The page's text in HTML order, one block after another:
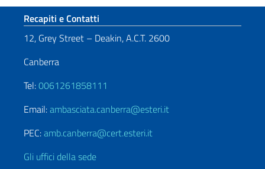
Sezione footer
Recapiti e Contatti
12, Grey Street – Deakin, A.C.T. 2600
Canberra
Tel:0061261858111
Email:ambasciata.canberra@esteri.it
PEC:amb.canberra@cert.esteri.it
Gli uffici della sede